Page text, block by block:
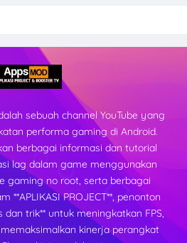
sebuah channel YouTube yang
performa gaming di Android.
berbagai informasi dan tutorial
lag dalam game menggunakan
gaming no root, serta berbagai
**APLIKASI PROJECT**, penonton
trik** untuk meningkatkan FPS,
kinerja perangkat